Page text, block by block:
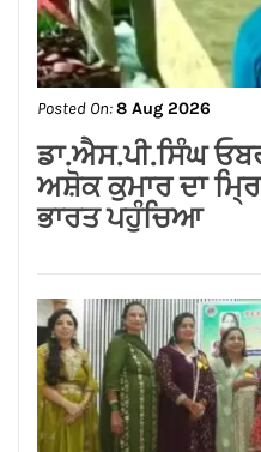
Posted On:8 Aug 2026
ਗੁਰਸਿਮਰਨ ਮੰਡ ਤੇ
ਭੜਕਾਉਣ ਦਾ
ਕੀਤਾ ਜਾਵੇ।
Posted On:8 Aug 2026